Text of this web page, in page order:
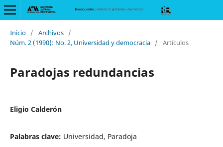
Inicio / Archivos /
Núm. 2 (1990): No. 2, Universidad y democracia / Artículos
Paradojas redundancias
Eligio Calderón
Palabras clave: Universidad, Paradoja